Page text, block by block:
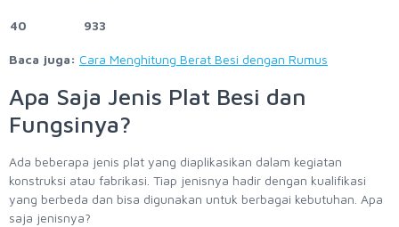
40 933
Baca juga: Cara Menghitung Berat Besi dengan Rumus
Apa Saja Jenis Plat Besi dan
Fungsinya?
Ada beberapa jenis plat yang diaplikasikan dalam kegiatan
konstruksi atau fabrikasi. Tiap jenisnya hadir dengan kualifikasi
yang berbeda dan bisa digunakan untuk berbagai kebutuhan. Apa
saja jenisnya?